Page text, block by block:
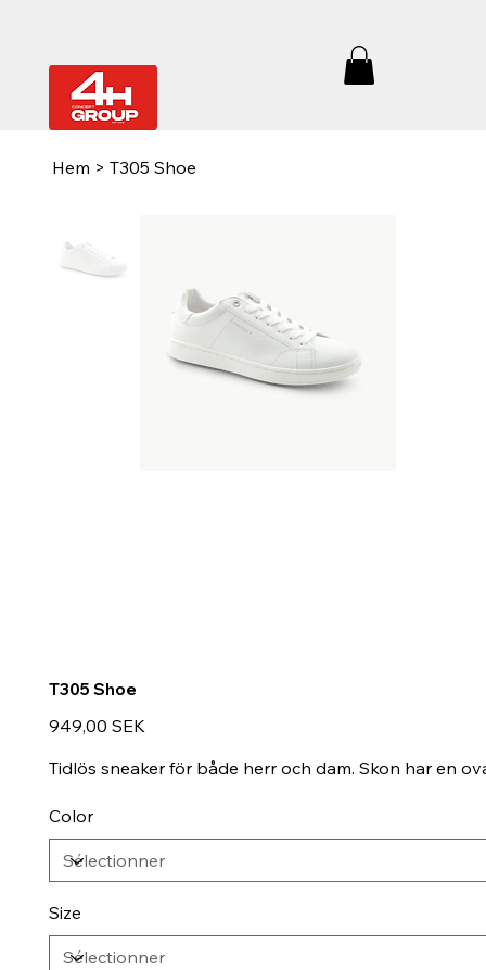
Hem > T305 Shoe
T305 Shoe
Prix
949,00 SEK
Tidlös sneaker för både herr och dam. Skon har en
Color
Size